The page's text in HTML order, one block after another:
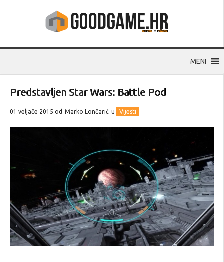
MENI
Predstavljen Star Wars: Battle Pod
01 veljače 2015 od Marko Lončarić u Vijesti